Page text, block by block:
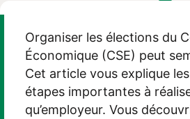
Organiser les élections du
Économique (CSE) peut
Cet article vous explique les
étapes importantes à
qu’employeur. Vous